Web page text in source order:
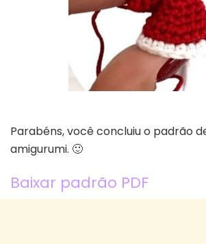
Parabéns, você concluiu o padrão
amigurumi. 🙂
Baixar padrão PDF